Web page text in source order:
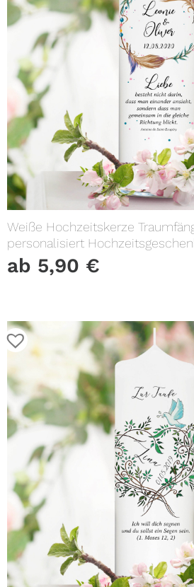
Weiße Hochzeitskerze
personalisiert
ab 5,90 €